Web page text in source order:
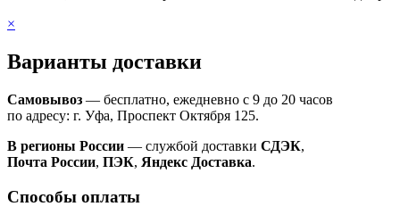
×
Варианты доставки
Самовывоз — бесплатно, ежедневно с 9 до 20 часов
по адресу: г. Уфа, Проспект Октября 125.
В регионы России — службой доставки СДЭК,
Почта России, ПЭК, Яндекс Доставка.
Способы оплаты